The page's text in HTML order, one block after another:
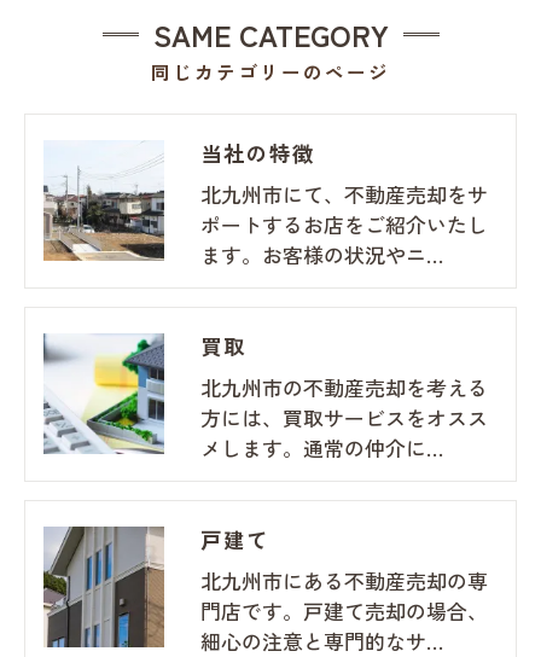
同じカテゴリーのページ
SAME CATEGORY
当社の特徴
北九州市にて、不動産売却をサ
ポートするお店をご紹介いたし
ます。お客様の状況やニ…
買取
北九州市の不動産売却を考える
方には、買取サービスをオスス
メします。通常の仲介に…
戸建て
北九州市にある不動産売却の専
門店です。戸建て売却の場合、
細心の注意と専門的なサ…